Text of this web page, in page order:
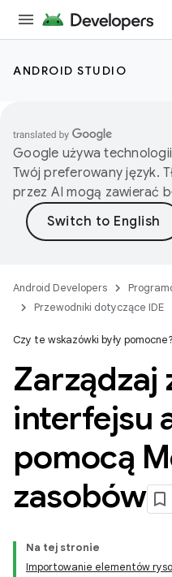
ANDROID STUDIO
Google używa
Twój preferowany język.
przez AI mogą zawierać
Android Developers
Przewodniki dotyczące IDE
Czy te wskazówki były pomocne?
Zarządzaj
interfejsu
pomocą
zasobów
Na tej stronie
Importowanie elementów